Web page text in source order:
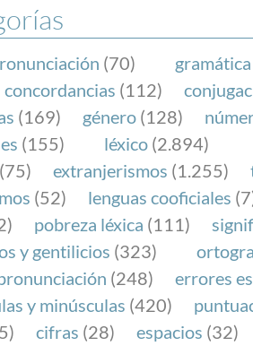
(70) gramática
concordancias (112)
(169) género (128)
(155) léxico (2.894)
(75) extranjerismos (1.255)
(52) lenguas cooficiales
pobreza léxica (111)
y gentilicios (323)
(248)
errores
y minúsculas (420)
cifras (28) espacios (32)